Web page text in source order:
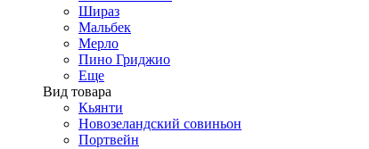
Шираз
Мальбек
Мерло
Пино Гриджио
Еще
Вид товара
Кьянти
Новозеландский совиньон
Портвейн